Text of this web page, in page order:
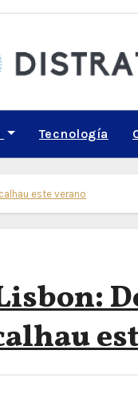
Tecnología
este verano